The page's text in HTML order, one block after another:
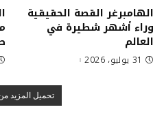
الهامبرغر القصة الحقيقية
وراء أشهر شطيرة في
العالم
31 يوليو، 2026
تحميل المزيد